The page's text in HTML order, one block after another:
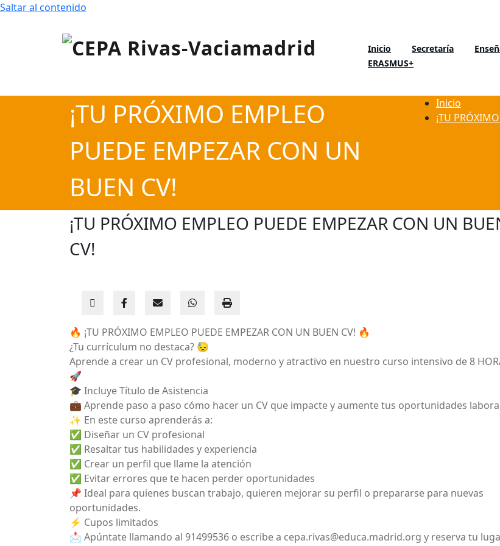
Saltar al contenido
CEPA Rivas-Vaciamadrid
Inicio Secretaría
ERASMUS+
¡TU PRÓXIMO EMPLEO
PUEDE EMPEZAR CON UN
BUEN CV!
Inicio
¡TU
¡TU PRÓXIMO EMPLEO PUEDE EMPEZAR CON UN
CV!
🔥 ¡TU PRÓXIMO EMPLEO PUEDE EMPEZAR CON UN BUEN CV! 🔥
¿Tu currículum no destaca? 😓
Aprende a crear un CV profesional, moderno y atractivo en nuestro curso intensivo de 8
🚀
🎓 Incluye Título de Asistencia
💼 Aprende paso a paso cómo hacer un CV que impacte y aumente tus oportunidades
✨ En este curso aprenderás a:
✅ Diseñar un CV profesional
✅ Resaltar tus habilidades y experiencia
✅ Crear un perfil que llame la atención
✅ Evitar errores que te hacen perder oportunidades
📌 Ideal para quienes buscan trabajo, quieren mejorar su perfil o prepararse para nuevas
oportunidades.
⚡ Cupos limitados
📩 Apúntate llamando al 91499536 o escribe a cepa.rivas@educa.madrid.org y reserva tu